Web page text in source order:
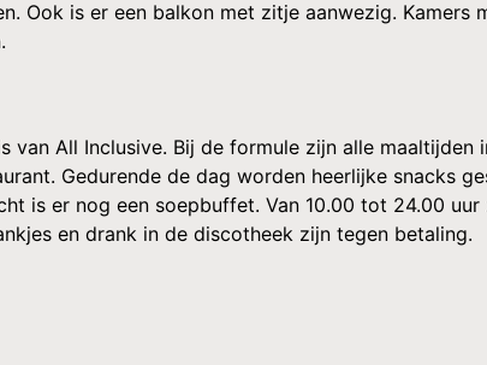
Ook is er een balkon met zitje aanwezig.
van All Inclusive. Bij de formule zijn alle
Gedurende de dag worden heerlijke snacks
is er nog een soepbuffet. Van 10.00 tot 24.00
en drank in de discotheek zijn tegen betaling.